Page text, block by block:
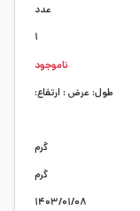
طول: عرض : ارتفاع:
گرم
گرم
1403/01/08
عدد
1
ناموجود